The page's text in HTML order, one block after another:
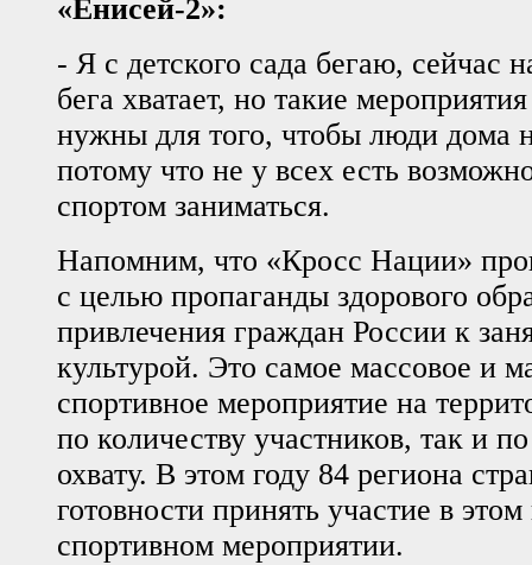
«Енисей-2»:
- Я с детского сада бегаю, сейчас
бега хватает, но такие
нужны для того, чтобы люди дома
потому что не у всех есть
спортом заниматься.
Напомним, что «Кросс Нации»
с целью пропаганды здорового
привлечения граждан России к
культурой. Это самое массовое и
спортивное мероприятие на
по количеству участников, так и
охвату. В этом году 84 региона
готовности принять участие в
спортивном мероприятии.